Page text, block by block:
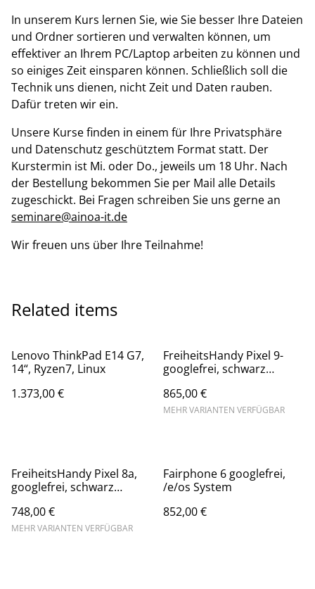
In unserem Kurs lernen Sie, wie Sie besser Ihre Dateien
und Ordner sortieren und verwalten können, um
effektiver an Ihrem PC/Laptop arbeiten zu können und
so einiges Zeit einsparen können. Schließlich soll die
Technik uns dienen, nicht Zeit und Daten rauben.
Dafür treten wir ein.
Unsere Kurse finden in einem für Ihre Privatsphäre
und Datenschutz geschütztem Format statt. Der
Kurstermin ist Mi. oder Do., jeweils um 18 Uhr. Nach
der Bestellung bekommen Sie per Mail alle Details
zugeschickt. Bei Fragen schreiben Sie uns gerne an
seminare@ainoa-it.de
Wir freuen uns über Ihre Teilnahme!
Related items
Lenovo ThinkPad E14 G7,
14“, Ryzen7, Linux
1.373,00 €
FreiheitsHandy Pixel 9-
googlefrei, schwarz
865,00 €
MEHR VARIANTEN VERFÜGBAR
FreiheitsHandy Pixel 8a,
googlefrei, schwarz
748,00 €
MEHR VARIANTEN VERFÜGBAR
Fairphone 6 googlefrei,
/e/os System
852,00 €